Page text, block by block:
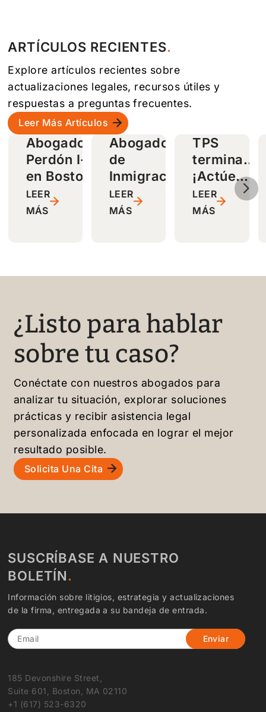
con él
dudarl
o.
ciones!
ARTÍCULOS RECIENTES
Explore artículos recientes sobre
actualizaciones legales, recursos útiles y
respuestas a preguntas frecuentes.
Leer Más Artículos
Abogados de
Perdón I-192
en Boston,
Massachusetts
LEER
MÁS
Abogados
de
Inmigración
para el
Perdón I-
LEER
MÁS
TPS
termina…
¡Actúe
ahora
para
LEER
MÁS
5
¿Listo para hablar
sobre tu caso?
Conéctate con nuestros abogados para
analizar tu situación, explorar soluciones
prácticas y recibir asistencia legal
personalizada enfocada en lograr el mejor
resultado posible.
Solicita Una Cita
SUSCRÍBASE A NUESTRO
BOLETÍN
Información sobre litigios, estrategia y actualizaciones
de la firma, entregada a su bandeja de entrada.
Email
185 Devonshire Street,
Suite 601, Boston, MA 02110
+1 (617) 523-6320